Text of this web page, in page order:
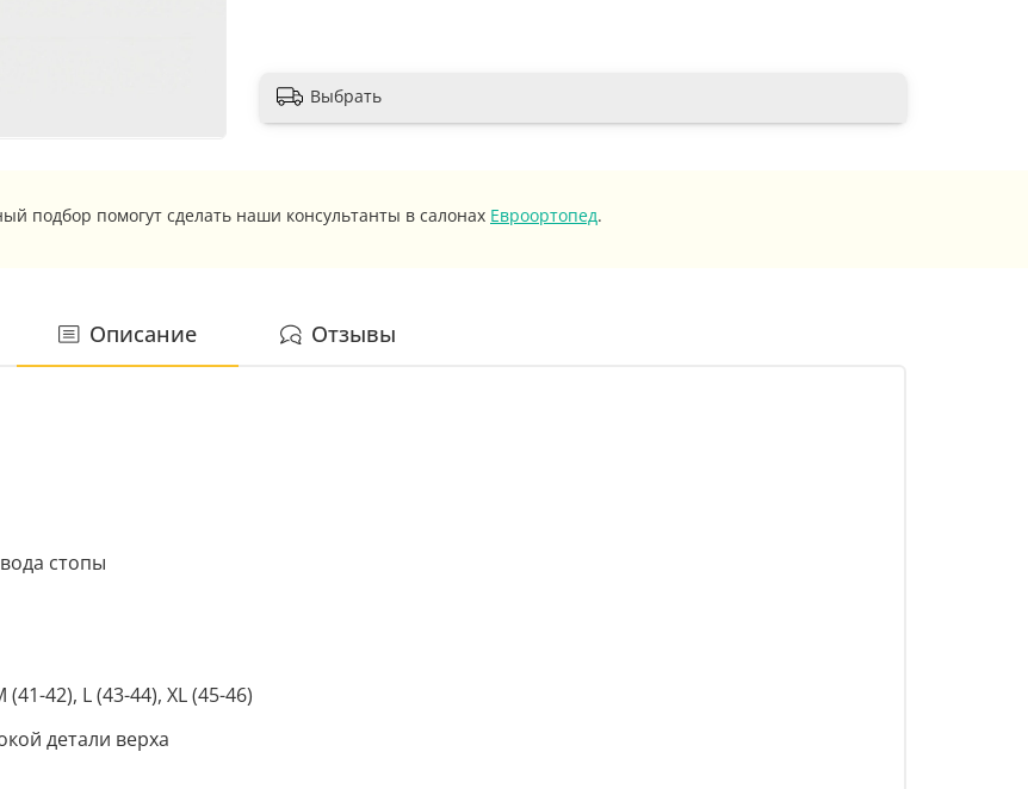
Выбрать
подбор помогут сделать наши консультанты в салонах Евроортопед.
Описание Отзывы
стопы
42), L (43-44), XL (45-46)
детали верха